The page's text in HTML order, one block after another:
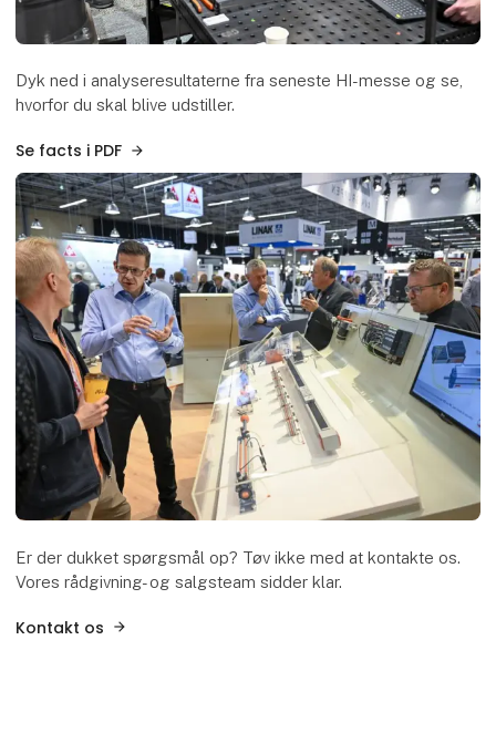
Dyk ned i analyseresultaterne fra seneste HI-messe og se,
hvorfor du skal blive udstiller.
Se facts i PDF
Er der dukket spørgsmål op? Tøv ikke med at kontakte os.
Vores rådgivning- og salgsteam sidder klar.
Kontakt os